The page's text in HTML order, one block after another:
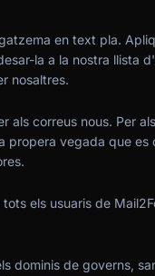
en text pla.
la a la nostra llista
nosaltres.
correus nous. Per
vegada que es
els usuaris de
dominis de governs,